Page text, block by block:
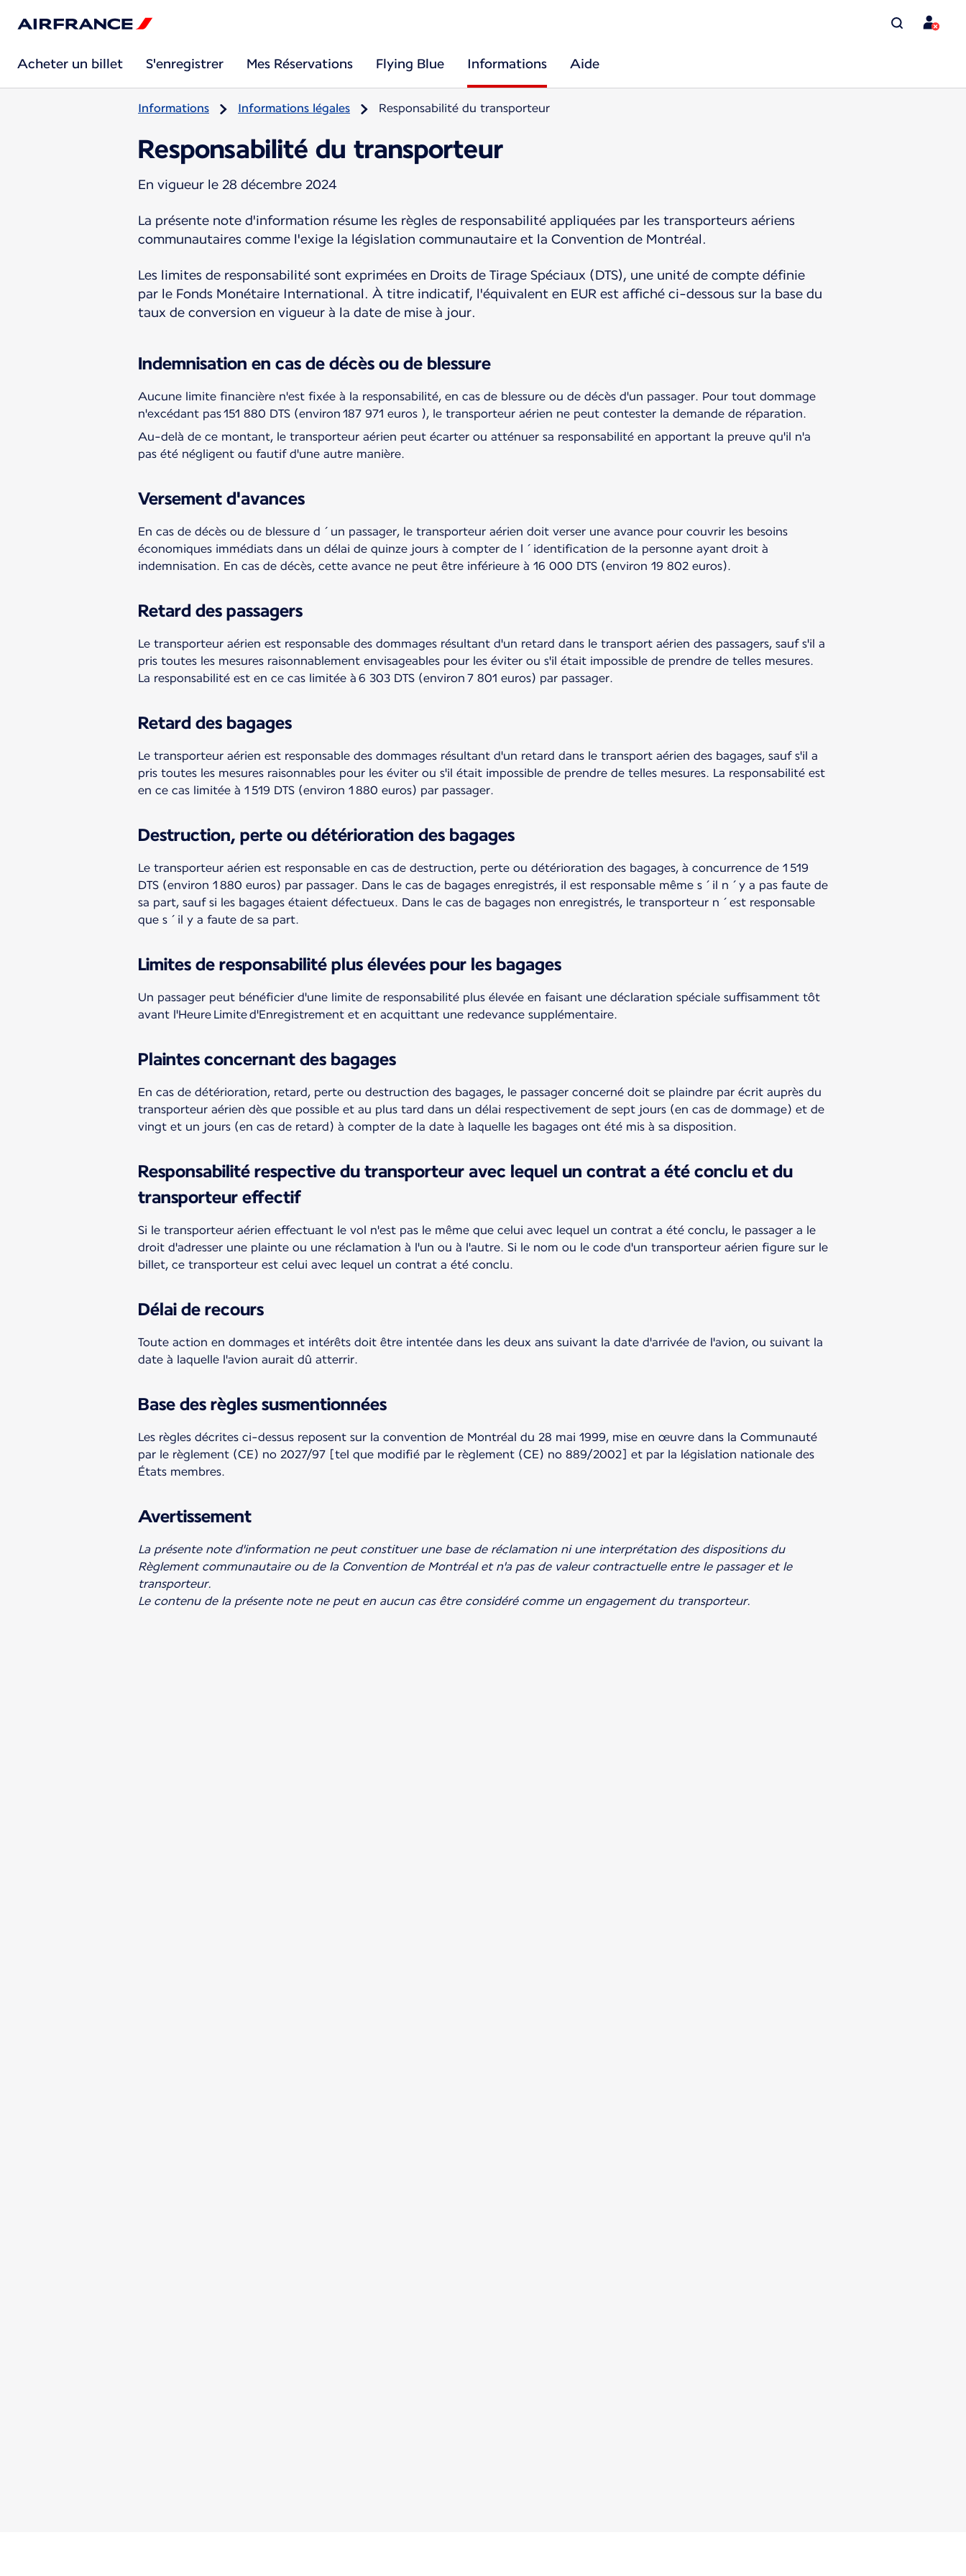
Acheter un billet S'enregistrer Mes Réservations Flying Blue Informations Aide
Informations Informations légales Responsabilité du transporteur
Responsabilité du transporteur
En vigueur le 28 décembre 2024
La présente note d'information résume les règles de responsabilité appliquées par les transporteurs aériens
communautaires comme l'exige la législation communautaire et la Convention de Montréal.
Les limites de responsabilité sont exprimées en Droits de Tirage Spéciaux (DTS), une unité de compte définie
par le Fonds Monétaire International. À titre indicatif, l'équivalent en EUR est affiché ci-dessous sur la base du
taux de conversion en vigueur à la date de mise à jour.
Indemnisation en cas de décès ou de blessure
Aucune limite financière n'est fixée à la responsabilité, en cas de blessure ou de décès d'un passager. Pour tout dommage
n'excédant pas 151 880 DTS (environ 187 971 euros ), le transporteur aérien ne peut contester la demande de réparation.
Au-delà de ce montant, le transporteur aérien peut écarter ou atténuer sa responsabilité en apportant la preuve qu'il n'a
pas été négligent ou fautif d'une autre manière.
Versement d'avances
En cas de décès ou de blessure d´un passager, le transporteur aérien doit verser une avance pour couvrir les besoins
économiques immédiats dans un délai de quinze jours à compter de l´identification de la personne ayant droit à
indemnisation. En cas de décès, cette avance ne peut être inférieure à 16 000 DTS (environ 19 802 euros).
Retard des passagers
Le transporteur aérien est responsable des dommages résultant d'un retard dans le transport aérien des passagers, sauf s'il a
pris toutes les mesures raisonnablement envisageables pour les éviter ou s'il était impossible de prendre de telles mesures.
La responsabilité est en ce cas limitée à 6 303 DTS (environ 7 801 euros) par passager.
Retard des bagages
Le transporteur aérien est responsable des dommages résultant d'un retard dans le transport aérien des bagages, sauf s'il a
pris toutes les mesures raisonnables pour les éviter ou s'il était impossible de prendre de telles mesures. La responsabilité est
en ce cas limitée à 1 519 DTS (environ 1 880 euros) par passager.
Destruction, perte ou détérioration des bagages
Le transporteur aérien est responsable en cas de destruction, perte ou détérioration des bagages, à concurrence de 1 519
DTS (environ 1 880 euros) par passager. Dans le cas de bagages enregistrés, il est responsable même s´il n´y a pas faute de
sa part, sauf si les bagages étaient défectueux. Dans le cas de bagages non enregistrés, le transporteur n´est responsable
que s´il y a faute de sa part.
Limites de responsabilité plus élevées pour les bagages
Un passager peut bénéficier d'une limite de responsabilité plus élevée en faisant une déclaration spéciale suffisamment tôt
avant l'Heure Limite d'Enregistrement et en acquittant une redevance supplémentaire.
Plaintes concernant des bagages
En cas de détérioration, retard, perte ou destruction des bagages, le passager concerné doit se plaindre par écrit auprès du
transporteur aérien dès que possible et au plus tard dans un délai respectivement de sept jours (en cas de dommage) et de
vingt et un jours (en cas de retard) à compter de la date à laquelle les bagages ont été mis à sa disposition.
Responsabilité respective du transporteur avec lequel un contrat a été conclu et du
transporteur effectif
Si le transporteur aérien effectuant le vol n'est pas le même que celui avec lequel un contrat a été conclu, le passager a le
droit d'adresser une plainte ou une réclamation à l'un ou à l'autre. Si le nom ou le code d'un transporteur aérien figure sur le
billet, ce transporteur est celui avec lequel un contrat a été conclu.
Délai de recours
Toute action en dommages et intérêts doit être intentée dans les deux ans suivant la date d'arrivée de l'avion, ou suivant la
date à laquelle l'avion aurait dû atterrir.
Base des règles susmentionnées
Les règles décrites ci-dessus reposent sur la convention de Montréal du 28 mai 1999, mise en œuvre dans la Communauté
par le règlement (CE) no 2027/97 [tel que modifié par le règlement (CE) no 889/2002] et par la législation nationale des
États membres.
Avertissement
La présente note d'information ne peut constituer une base de réclamation ni une interprétation des dispositions du
Règlement communautaire ou de la Convention de Montréal et n'a pas de valeur contractuelle entre le passager et le
transporteur.
Le contenu de la présente note ne peut en aucun cas être considéré comme un engagement du transporteur.